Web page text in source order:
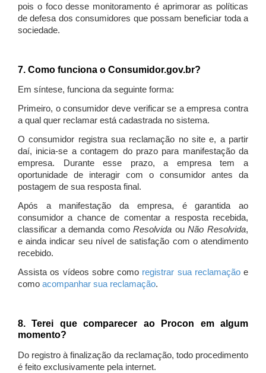
pois o foco desse monitoramento é aprimorar as políticas
de defesa dos consumidores que possam beneficiar toda a
sociedade.
7. Como funciona o Consumidor.gov.br?
Em síntese, funciona da seguinte forma:
Primeiro, o consumidor deve verificar se a empresa contra
a qual quer reclamar está cadastrada no sistema.
O consumidor registra sua reclamação no site e, a partir
daí, inicia-se a contagem do prazo para manifestação da
empresa. Durante esse prazo, a empresa tem a
oportunidade de interagir com o consumidor antes da
postagem de sua resposta final.
Após a manifestação da empresa, é garantida ao
consumidor a chance de comentar a resposta recebida,
classificar a demanda comoResolvida ouNão Resolvida,
e ainda indicar seu nível de satisfação com o atendimento
recebido.
Assista os vídeos sobre como registrar sua reclamaçãoe
como acompanhar sua reclamação.
8. Terei que comparecer ao Procon em algum
momento?
Do registro à finalização da reclamação, todo procedimento
é feito exclusivamente pela internet.